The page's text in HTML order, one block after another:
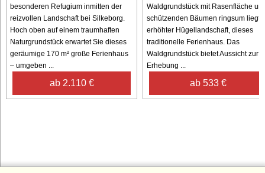
besonderen Refugium inmitten der
reizvollen Landschaft bei Silkeborg.
Hoch oben auf einem traumhaften
Naturgrundstück erwartet Sie dieses
geräumige 170 m² große Ferienhaus
– umgeben ...
ab 2.110 €
Waldgrundstück mit Rasenfläche
schützenden Bäumen ringsum liegt,
erhöhter Hügellandschaft, dieses
traditionelle Ferienhaus. Das
Waldgrundstück bietet Aussicht zur
Erhebung ...
ab 533 €